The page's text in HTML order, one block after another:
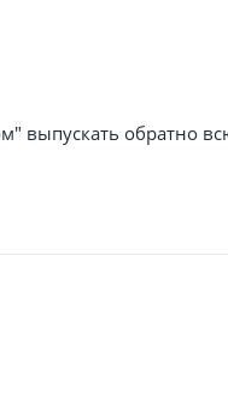
выпускать обратно